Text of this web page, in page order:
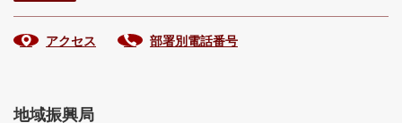
アクセス 部署別電話番号
地域振興局